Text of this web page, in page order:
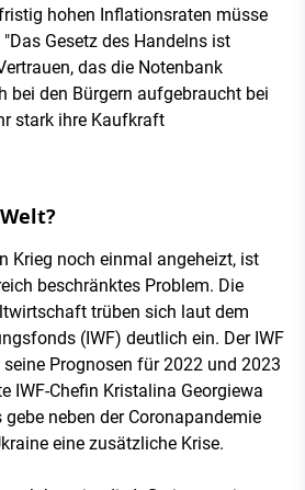
hohen Inflationsraten müsse
Gesetz des Handelns ist
das die Notenbank
bei den Bürgern aufgebraucht bei
stark ihre Kaufkraft
Krieg noch einmal angeheizt, ist
beschränktes Problem. Die
trüben sich laut dem
(IWF) deutlich ein. Der IWF
Prognosen für 2022 und 2023
IWF-Chefin Kristalina Georgiewa
neben der Coronapandemie
eine zusätzliche Krise.